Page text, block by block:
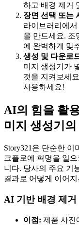
하고 배경 제거
장면 선택 또는
라이브러리에
을 만드세요. 조
에 완벽하게 맞
생성 및 다운로
미지 생성기가
것을 지켜보세
사용하세요!
AI의 힘을 활
미지 생성기
Story321은 단순한
크플로에 혁명을 일
니다. 당사의 주요 기
결과로 어떻게 이어
AI 기반 배경 제거
이점: 제품 사진